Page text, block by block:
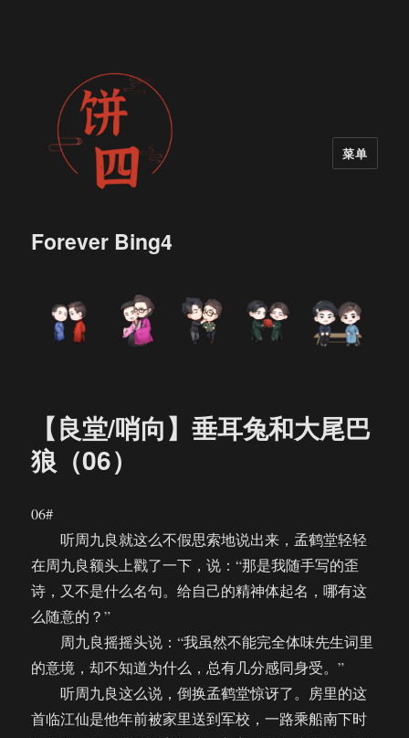
Forever Bing4
菜单
【良堂/哨向】垂耳兔和大尾巴
狼（06）
06#
听周九良就这么不假思索地说出来，孟鹤堂轻轻
在周九良额头上戳了一下，说：“那是我随手写的歪
诗，又不是什么名句。给自己的精神体起名，哪有这
么随意的？”
周九良摇摇头说：“我虽然不能完全体味先生词里
的意境，却不知道为什么，总有几分感同身受。”
听周九良这么说，倒换孟鹤堂惊讶了。房里的这
首临江仙是他年前被家里送到军校，一路乘船南下时